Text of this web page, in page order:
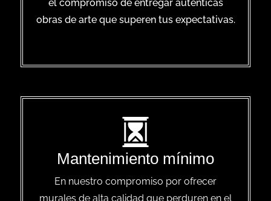
el compromiso de entregar auténticas
obras de arte que superen tus expectativas.
Mantenimiento mínimo
En nuestro compromiso por ofrecer
murales de alta calidad que perduren en el